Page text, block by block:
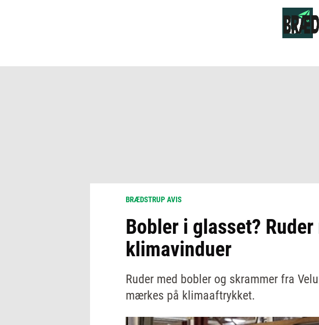
BRÆDSTRUP AVIS
Bobler i glasset?
klimavinduer
Ruder med bobler og skrammer fra
mærkes på klimaaftrykket.